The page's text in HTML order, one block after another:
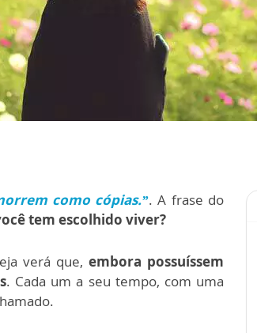
como cópias.”. A frase do
tem escolhido viver?
verá que, embora possuíssem
. Cada um a seu tempo, com uma